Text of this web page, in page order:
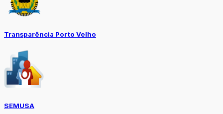
Transparência Porto Velho
SEMUSA